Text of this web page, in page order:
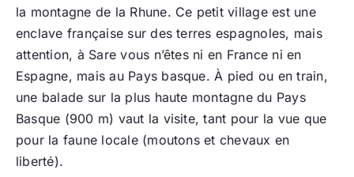
la montagne de la Rhune. Ce petit village est une
enclave française sur des terres espagnoles, mais
attention, à Sare vous n’êtes ni en France ni en
Espagne, mais au Pays basque. À pied ou en train,
une balade sur la plus haute montagne du Pays
Basque (900 m) vaut la visite, tant pour la vue que
pour la faune locale (moutons et chevaux en
liberté).